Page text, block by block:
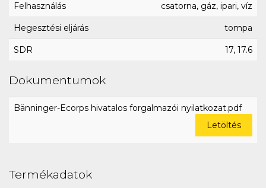
Felhasználás csatorna, gáz, ipari, víz
Hegesztési eljárás tompa
SDR 17, 17.6
Dokumentumok
Bänninger-Ecorps hivatalos forgalmazói nyilatkozat.pdf
Letöltés
Termékadatok